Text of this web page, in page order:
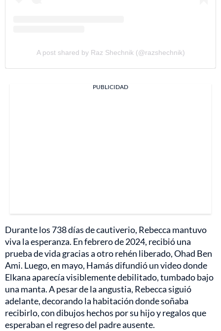
A post shared by Raz Shechnik (@razshechnik)
PUBLICIDAD
Durante los 738 días de cautiverio, Rebecca mantuvo
viva la esperanza. En febrero de 2024, recibió una
prueba de vida gracias a otro rehén liberado, Ohad Ben
Ami. Luego, en mayo, Hamás difundió un video donde
Elkana aparecía visiblemente debilitado, tumbado bajo
una manta. A pesar de la angustia, Rebecca siguió
adelante, decorando la habitación donde soñaba
recibirlo, con dibujos hechos por su hijo y regalos que
esperaban el regreso del padre ausente.